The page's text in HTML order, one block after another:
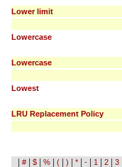
Lower limit
Lowercase
Lowercase
Lowest
LRU Replacement Policy
| # | $ | % | ( | ) | * | - | 1 | 2 | 3